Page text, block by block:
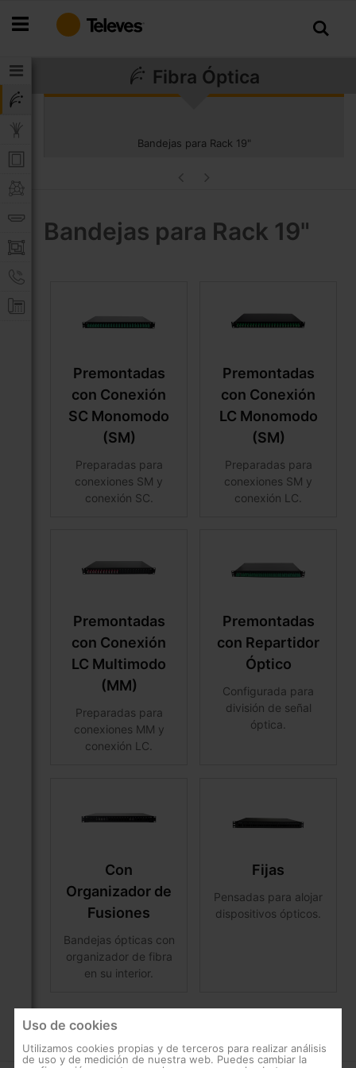
al
Fibra Óptica
Bandejas para Rack 19"
Bandejas para Rack 19"
Premontadas
con Conexión
SC Monomodo
(SM)
Preparadas para
conexiones SM y
conexión SC.
Premontadas
con Conexión
LC Monomodo
(SM)
Preparadas para
conexiones SM y
conexión LC.
Premontadas
con Conexión
LC Multimodo
(MM)
Preparadas para
conexiones MM y
conexión LC.
Premontadas
con Repartidor
Óptico
Configurada para
división de señal
óptica.
Con
Organizador de
Fusiones
Bandejas ópticas con
organizador de fibra
en su interior.
Fijas
Pensadas para alojar
dispositivos ópticos.
Uso de cookies
Utilizamos cookies propias y de terceros para realizar análisis
de uso y de medición de nuestra web. Puedes cambiar la